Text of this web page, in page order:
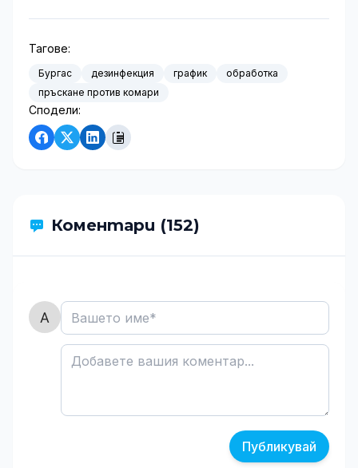
Тагове:
Бургас дезинфекция график
обработка
пръскане против комари
Сподели:
Коментари (152)
Публикувай